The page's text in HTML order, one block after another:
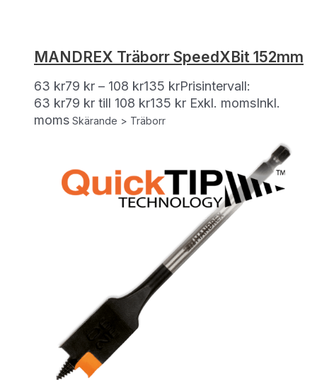
MANDREX Träborr SpeedXBit 152mm
63 kr79 kr – 108 kr135 krPrisintervall:
63 kr79 kr till 108 kr135 kr Exkl. momsInkl.
moms Skärande > Träborr